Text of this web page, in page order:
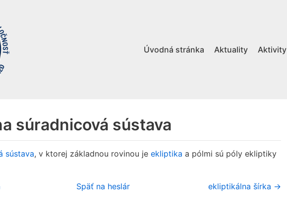
Úvodná stránka Aktuality Aktivity
súradnicová sústava
sústava, v ktorej základnou rovinou je ekliptika a pólmi sú póly ekliptiky
Späť na heslár ekliptikálna šírka →